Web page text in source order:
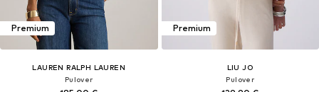
Premium
LAUREN RALPH LAUREN
Pulover
Premium
LIU JO
Pulover